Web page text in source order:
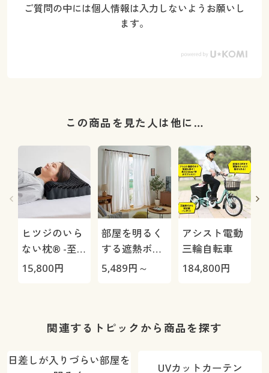
ご質問の中には個人情報は入力しないようお願いし
ます。
この商品を見た人は他に…
ヒツジのいら
ない枕® -至
極-
15,800円
部屋を明るく
する遮熱ボイ
ルレースカー
5,489円～
アシスト電動
三輪自転車
184,800円
関連するトピックから商品を探す
日差しが入りづらい部屋を
UVカットカーテン